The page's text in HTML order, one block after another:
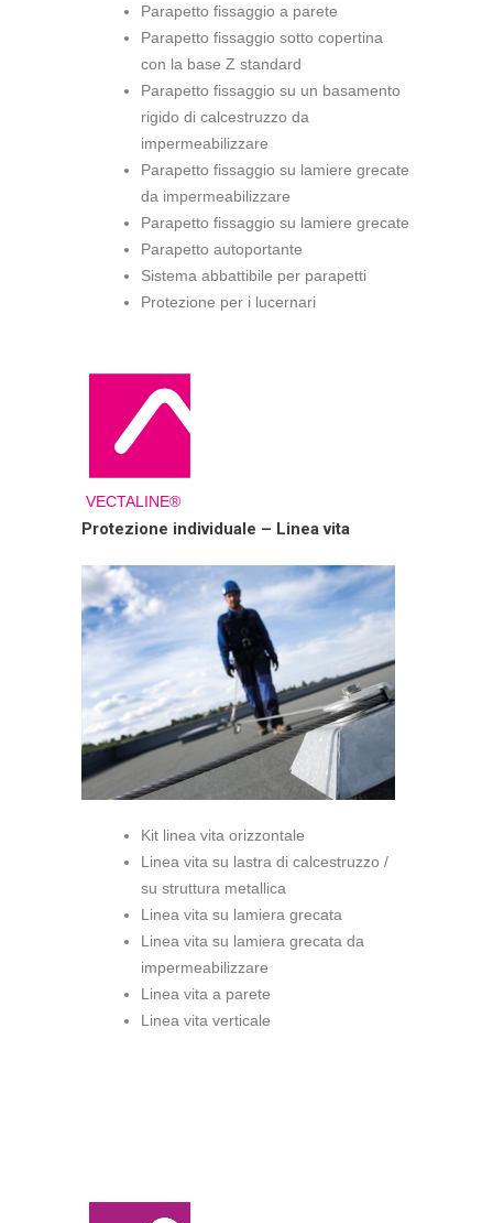
Parapetto fissaggio a parete
Parapetto fissaggio sotto copertina
con la base Z standard
Parapetto fissaggio su un basamento
rigido di calcestruzzo da
impermeabilizzare
Parapetto fissaggio su lamiere grecate
da impermeabilizzare
Parapetto fissaggio su lamiere grecate
Parapetto autoportante
Sistema abbattibile per parapetti
Protezione per i lucernari
VECTALINE®
Protezione individuale – Linea vita
Kit linea vita orizzontale
Linea vita su lastra di calcestruzzo /
su struttura metallica
Linea vita su lamiera grecata
Linea vita su lamiera grecata da
impermeabilizzare
Linea vita a parete
Linea vita verticale